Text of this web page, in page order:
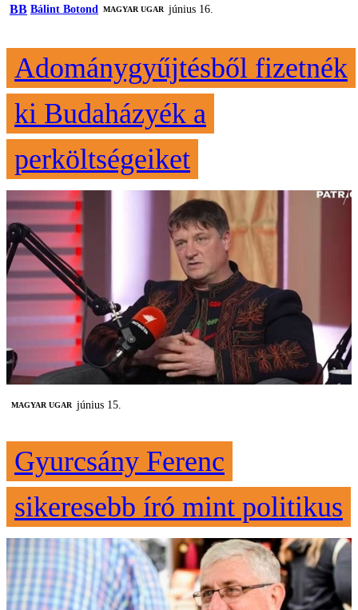
BB Bálint Botond MAGYAR UGAR június 16.
Adománygyűjtésből fizetnék
ki Budaházyék a
perköltségeiket
MAGYAR UGAR június 15.
Gyurcsány Ferenc
sikeresebb író mint politikus